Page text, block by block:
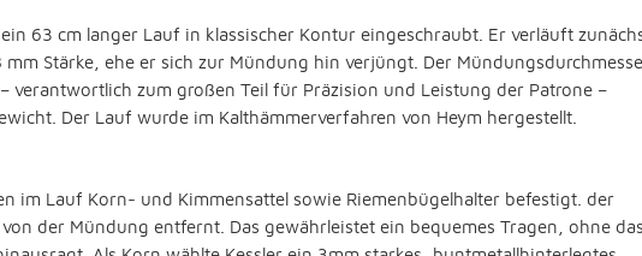
63 cm langer Lauf in klassischer Kontur eingeschraubt. Er verläuft
Stärke, ehe er sich zur Mündung hin verjüngt. Der
verantwortlich zum großen Teil für Präzision und Leistung der Patrone –
Der Lauf wurde im Kalthämmerverfahren von Heym hergestellt.
im Lauf Korn- und Kimmensattel sowie Riemenbügelhalter befestigt. der
der Mündung entfernt. Das gewährleistet ein bequemes Tragen, ohne das